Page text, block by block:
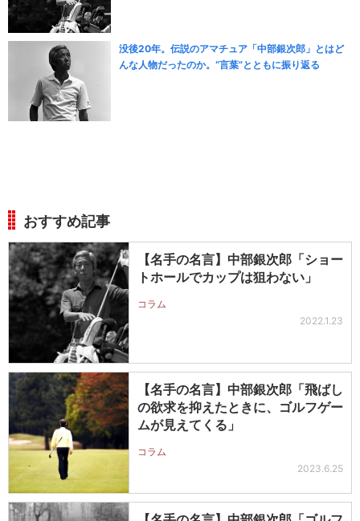
没後20年。伝説のアマチュア「中部銀次郎」とはど
んな人物だったのか。“言葉”とともに振り返る
おすすめ記事
【名手の名言】中部銀次郎「ショー
トホールでカップは狙わない」
コラム
2022.1.23
【名手の名言】中部銀次郎「飛ばし
の欲求を抑えたときに、ゴルフゲー
ムが見えてくる」
コラム
2023.6.25